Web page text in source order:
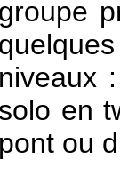
groupe
niveaux
solo en
pont ou